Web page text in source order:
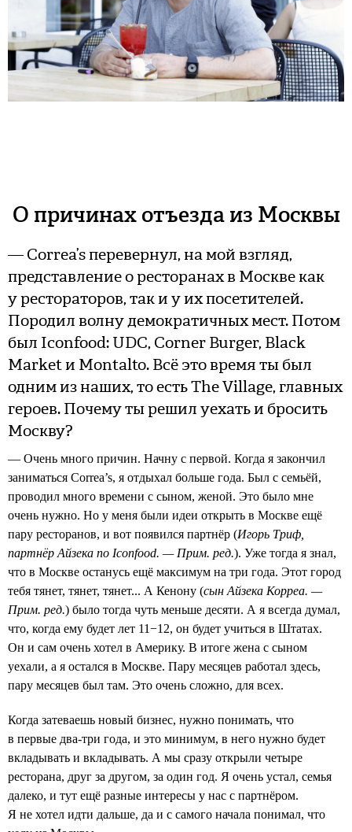
О причинах отъезда из Москвы
— Correa’s перевернул, на мой взгляд,
представление о ресторанах в Москве как
у рестораторов, так и у их посетителей.
Породил волну демократичных мест. Потом
был Iconfood: UDC, Corner Burger, Black
Market и Montalto. Всё это время ты был
одним из наших, то есть The Village, главных
героев. Почему ты решил уехать и бросить
Москву?
— Очень много причин. Начну с первой. Когда я закончил
заниматься Correa’s, я отдыхал больше года. Был с семьёй,
проводил много времени с сыном, женой. Это было мне
очень нужно. Но у меня были идеи открыть в Москве ещё
пару ресторанов, и вот появился партнёр (Игорь Триф,
партнёр Айзека по Iconfood. — Прим. ред.). Уже тогда я знал,
что в Москве останусь ещё максимум на три года. Этот город
тебя тянет, тянет, тянет... А Кенону (сын Айзека Корреа. —
Прим. ред.) было тогда чуть меньше десяти. А я всегда думал,
что, когда ему будет лет 11−12, он будет учиться в Штатах.
Он и сам очень хотел в Америку. В итоге жена с сыном
уехали, а я остался в Москве. Пару месяцев работал здесь,
пару месяцев был там. Это очень сложно, для всех.
Когда затеваешь новый бизнес, нужно понимать, что
в первые два-три года, и это минимум, в него нужно будет
вкладывать и вкладывать. А мы сразу открыли четыре
ресторана, друг за другом, за один год. Я очень устал, семья
далеко, и тут ещё разные интересы у нас с партнёром.
Я не хотел идти дальше, да и с самого начала понимал, что